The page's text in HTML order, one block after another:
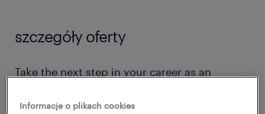
szczegóły oferty
Take the next step in your career as an
Angular) and build scalable systems within a
Informacje o plikach cookies